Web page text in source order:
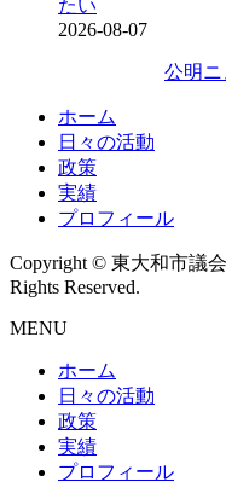
たい
2026-08-07
公明
ホーム
日々の活動
政策
実績
プロフィール
Copyright © 東大和市議
Rights Reserved.
MENU
ホーム
日々の活動
政策
実績
プロフィール